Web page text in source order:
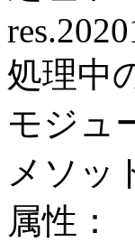
処理中
モジュ
メソッ
属性：